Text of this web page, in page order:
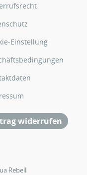
Einstellung
widerrufen
Rebell